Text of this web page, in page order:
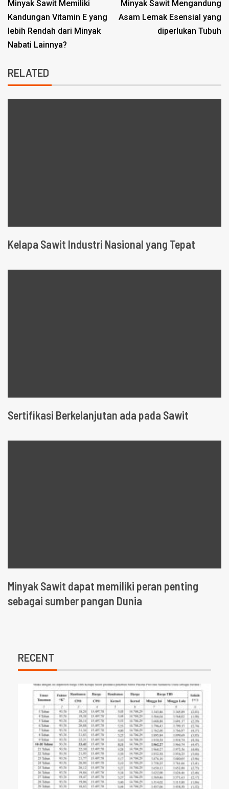
Minyak Sawit Memiliki
Kandungan Vitamin E yang
lebih Rendah dari Minyak
Nabati Lainnya?
Minyak Sawit Mengandung
Asam Lemak Esensial yang
diperlukan Tubuh
RELATED
Kelapa Sawit Industri Nasional yang Tepat
Sertifikasi Berkelanjutan ada pada Sawit
Minyak Sawit dapat memiliki peran penting
sebagai sumber pangan Dunia
RECENT